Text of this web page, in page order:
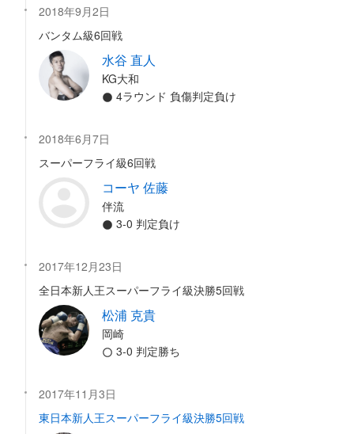
2018年9月2日
バンタム級6回戦
水谷 直人
KG大和
4ラウンド 負傷判定負け
2018年6月7日
スーパーフライ級6回戦
コーヤ 佐藤
伴流
3-0 判定負け
2017年12月23日
全日本新人王スーパーフライ級決勝5回戦
松浦 克貴
岡崎
3-0 判定勝ち
2017年11月3日
東日本新人王スーパーフライ級決勝5回戦